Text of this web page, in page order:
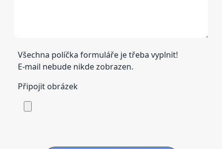
Všechna políčka formuláře je třeba vyplnit!
E-mail nebude nikde zobrazen.
Připojit obrázek